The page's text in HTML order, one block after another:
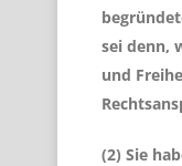
sei denn,
und
(2) Sie